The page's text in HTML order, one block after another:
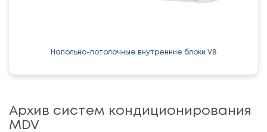
Напольно-потолочные внутренние блоки V8
Архив систем кондиционирования
MDV